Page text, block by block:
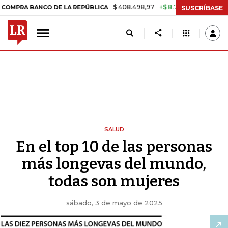
DE LA REPÚBLICA $ 408.498,97 +$ 8.753,81 +2,19% TASA
SUSCRÍBASE
SALUD
En el top 10 de las personas
más longevas del mundo,
todas son mujeres
sábado, 3 de mayo de 2025